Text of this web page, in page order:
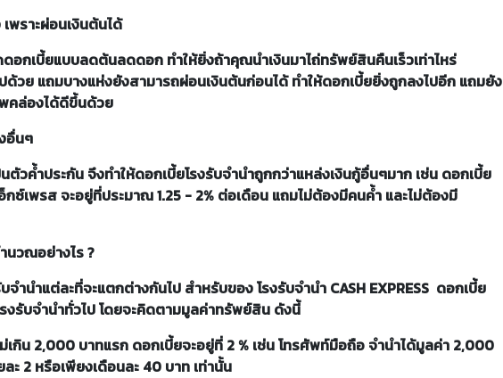
พราะผ่อนเงินต้นได้
ดอกเบี้ยแบบลดต้นลดดอก ทำให้ยิ่งถ้าคุณนำเงินมาไถ่ทรัพย์สินคืนเร็วเท่าไหร่
ด้วย แถมบางแห่งยังสามารถผ่อนเงินต้นก่อนได้ ทำให้ดอกเบี้ยยิ่งถูกลงไปอีก แถมยัง
คล่องได้ดีขึ้นด้วย
อื่นๆ
ตัวค้ำประกัน จึงทำให้ดอกเบี้ยโรงรับจำนำถูกกว่าแหล่งเงินกู้อื่นๆมาก เช่น ดอกเบี้ย
กซ์เพรส จะอยู่ที่ประมาณ 1.25 - 2% ต่อเดือน แถมไม่ต้องมีคนค้ำ และไม่ต้องมี
นวณอย่างไร ?
จำนำแต่ละที่จะแตกต่างกันไป สำหรับของ โรงรับจำนำ CASH EXPRESS ดอกเบี้ย
รงรับจำนำทั่วไป โดยจะคิดตามมูลค่าทรัพย์สิน ดังนี้
กิน 2,000 บาทแรก ดอกเบี้ยจะอยู่ที่ 2 % เช่น โทรศัพท์มือถือ จำนำได้มูลค่า 2,000
ะ 2 หรือเพียงเดือนละ 40 บาท เท่านั้น